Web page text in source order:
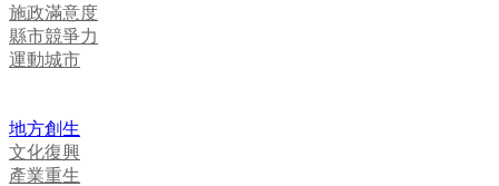
施政滿意度
縣市競爭力
運動城市
地方創生
文化復興
產業重生